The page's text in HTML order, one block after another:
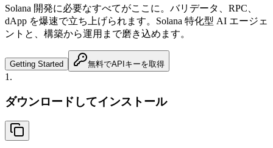
Solana 開発に必要なすべてがここに。 バリデータ、RPC、
dApp を爆速で立ち上げられます。 Solana 特化型 AI エージェ
ントと、構築から運用まで磨き込めます。
Getting Started 無料でAPIキーを取得
1.
ダウンロードしてインストール